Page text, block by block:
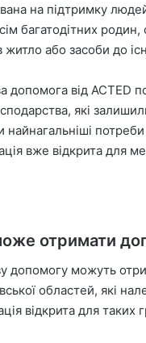
на підтримку
багатодітних родин,
житло або засоби до
допомога від ACTED
які
найнагальніші
вже відкрита для
отримати
допомогу можуть
областей, які
відкрита для таких